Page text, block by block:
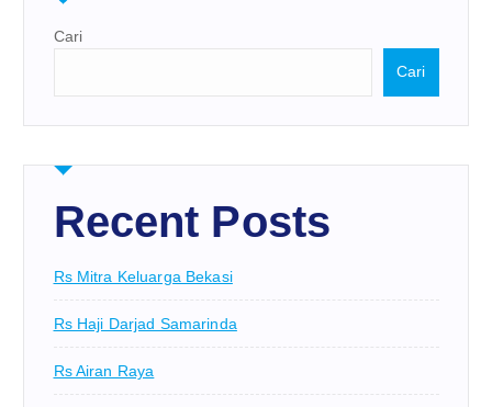
Cari
Cari
Recent Posts
Rs Mitra Keluarga Bekasi
Rs Haji Darjad Samarinda
Rs Airan Raya